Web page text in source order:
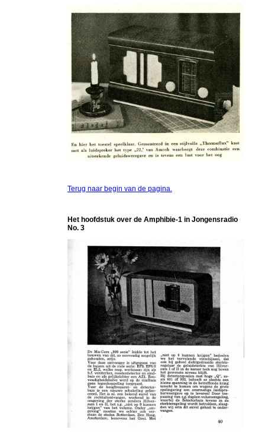
Terug naar begin van de pagina.
Het hoofdstuk over de Amphibie-1 in Jongensradio
No. 3